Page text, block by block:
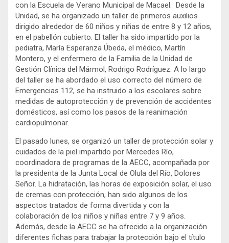
con la Escuela de Verano Municipal de Macael. Desde la
Unidad, se ha organizado un taller de primeros auxilios
dirigido alrededor de 60 niños y niñas de entre 8 y 12 años,
en el pabellón cubierto. El taller ha sido impartido por la
pediatra, María Esperanza Úbeda, el médico, Martín
Montero, y el enfermero de la Familia de la Unidad de
Gestión Clínica del Mármol, Rodrigo Rodríguez. A lo largo
del taller se ha abordado el uso correcto del número de
Emergencias 112, se ha instruido a los escolares sobre
medidas de autoprotección y de prevención de accidentes
domésticos, así como los pasos de la reanimación
cardiopulmonar.
El pasado lunes, se organizó un taller de protección solar y
cuidados de la piel impartido por Mercedes Río,
coordinadora de programas de la AECC, acompañada por
la presidenta de la Junta Local de Olula del Río, Dolores
Señor. La hidratación, las horas de exposición solar, el uso
de cremas con protección, han sido algunos de los
aspectos tratados de forma divertida y con la
colaboración de los niños y niñas entre 7 y 9 años.
Además, desde la AECC se ha ofrecido a la organización
diferentes fichas para trabajar la protección bajo el título